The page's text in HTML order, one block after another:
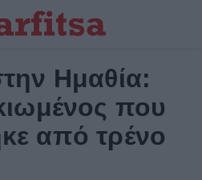
Ημαθία:
που
από τρένο